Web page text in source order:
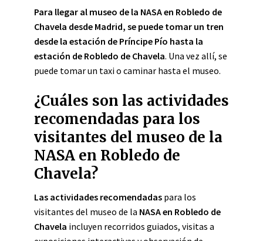
Para llegar al museo de la NASA en Robledo de
Chavela desde Madrid, se puede tomar un tren
desde la estación de Príncipe Pío hasta la
estación de Robledo de Chavela. Una vez allí, se
puede tomar un taxi o caminar hasta el museo.
¿Cuáles son las actividades
recomendadas para los
visitantes del museo de la
NASA en Robledo de
Chavela?
Las actividades recomendadas para los
visitantes del museo de la NASA en Robledo de
Chavela incluyen recorridos guiados, visitas a